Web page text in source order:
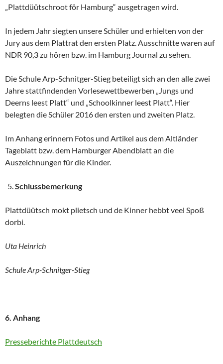
„Plattdüütschroot för Hamburg“ ausgetragen wird.
In jedem Jahr siegten unsere Schüler und erhielten von der
Jury aus dem Plattrat den ersten Platz. Ausschnitte waren auf
NDR 90,3 zu hören bzw. im Hamburg Journal zu sehen.
Die Schule Arp-Schnitger-Stieg beteiligt sich an den alle zwei
Jahre stattfindenden Vorlesewettbewerben „Jungs und
Deerns leest Platt“ und „Schoolkinner leest Platt“. Hier
belegten die Schüler 2016 den ersten und zweiten Platz.
Im Anhang erinnern Fotos und Artikel aus dem Altländer
Tageblatt bzw. dem Hamburger Abendblatt an die
Auszeichnungen für die Kinder.
Schlussbemerkung
Plattdüütsch mokt plietsch und de Kinner hebbt veel Spoß
dorbi.
Uta Heinrich
Schule Arp-Schnitger-Stieg
6. Anhang
Presseberichte Plattdeutsch